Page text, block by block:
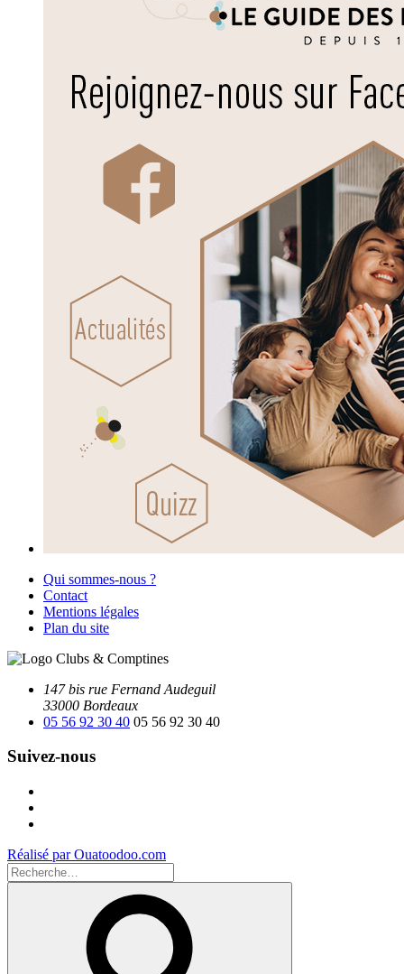
Qui sommes-nous ?
Contact
Mentions légales
Plan du site
147 bis rue Fernand Audeguil
33000 Bordeaux
05 56 92 30 40 05 56 92 30 40
Suivez-nous
Réalisé par Ouatoodoo.com
Recherche
pour